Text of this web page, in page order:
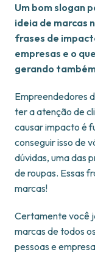
Um bom slogan
ideia de marcas
frases de
empresas e o
gerando
Empreendedores
ter a atenção de
causar impacto é
conseguir isso de
dúvidas, uma das
de roupas. Essas
marcas!
Certamente você
marcas de todos
pessoas e